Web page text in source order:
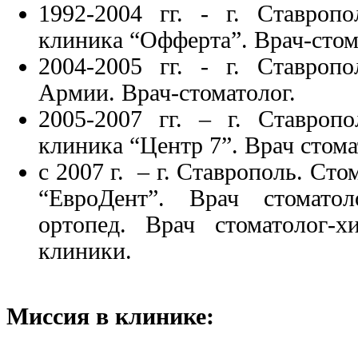
1992-2004 гг. - г.
клиника “Офферта”. Врач-
2004-2005 гг. - г.
Армии. Врач-стоматолог.
2005-2007 гг. – г.
клиника “Центр 7”. Врач
с 2007 г. – г. Ставрополь.
“ЕвроДент”. Врач
ортопед. Врач
клиники.
Миссия в клинике: